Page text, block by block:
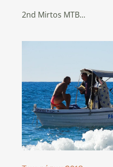
2nd Mirtos MTB...